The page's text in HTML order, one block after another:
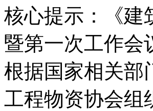
核心提示：《建
暨第一次工作会
根据国家相关部
工程物资协会组